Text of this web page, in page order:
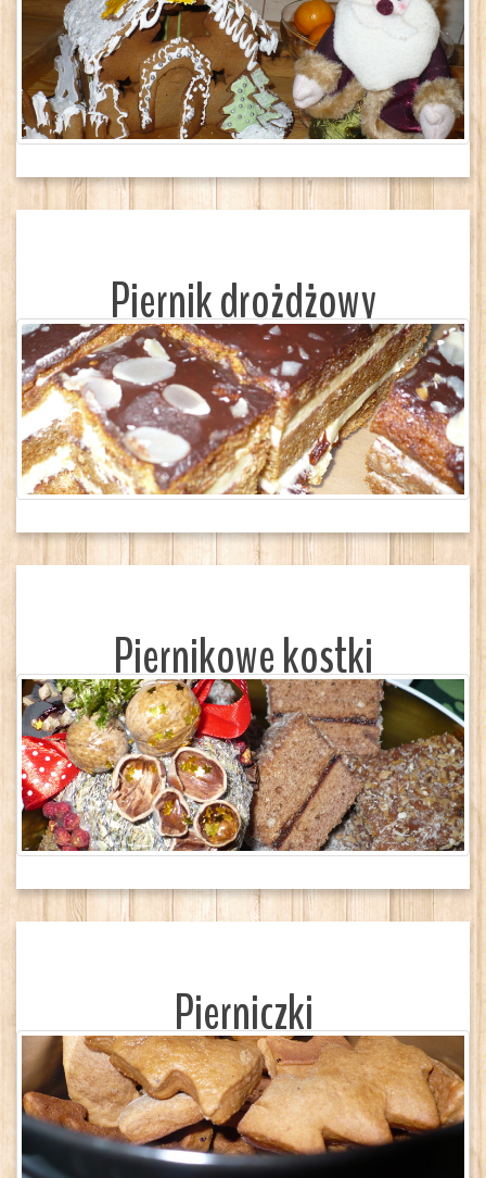
Piernik drożdżowy
Piernikowe kostki
Pierniczki